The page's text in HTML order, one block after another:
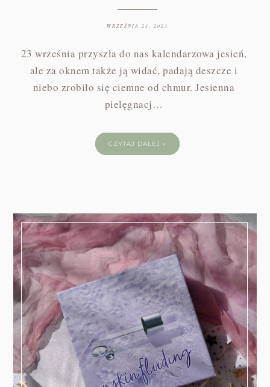
WRZEŚNIA 23, 2023
23 września przyszła do nas kalendarzowa jesień,
ale za oknem także ją widać, padają deszcze i
niebo zrobiło się ciemne od chmur. Jesienna
pielęgnacj…
CZYTAJ DALEJ »